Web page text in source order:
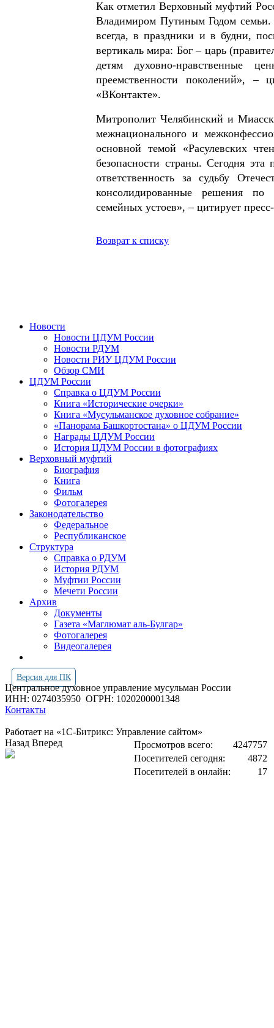
Как отметил Верховный муфтий
Владимиром Путиным Годом семьи.
всегда, в праздники и в будни,
вертикаль мира: Бог – царь
детям духовно-нравственные
преемственности поколений», –
«ВКонтакте».
Митрополит Челябинский и
межнационального и
основной темой «Расулевских
безопасности страны. Сегодня
ответственность за судьбу
консолидированные решения по
семейных устоев», – цитирует
Возврат к списку
Новости
Новости ЦДУМ России
Новости РДУМ
Новости РИУ ЦДУМ России
Обзор СМИ
ЦДУМ России
Справка о ЦДУМ России
Книга «Исторические очерки»
Книга «Мусульманское духовное собрание»
«Панорама Башкортостана» о ЦДУМ России
Награды ЦДУМ России
История ЦДУМ России в фотографиях
Верховный муфтий
Биография
Книга
Фильм
Фотогалерея
Законодательство
Федеральное
Республиканское
Структура
Справка о РДУМ
История РДУМ
Муфтии России
Мечети России
Архив
Документы
Газета «Маглюмат аль-Булгар»
Фотогалерея
Видеогалерея
Версия для ПК
Центральное духовное управление мусульман России
ИНН: 0274035950 ОГРН: 1020200001348
Контакты
Работает на «1С-Битрикс: Управление сайтом»
Просмотров всего:
4247757
Посетителей сегодня:
4872
Посетителей в онлайн:
17
Назад Вперед